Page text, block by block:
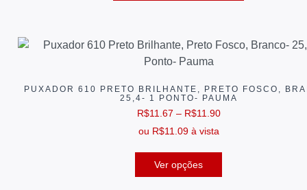
PUXADOR 610 PRETO BRILHANTE, PRETO FOSCO,
25,4- 1 PONTO- PAUMA
R$11.67 – R$11.90
ou R$11.09 à vista
Ver opções